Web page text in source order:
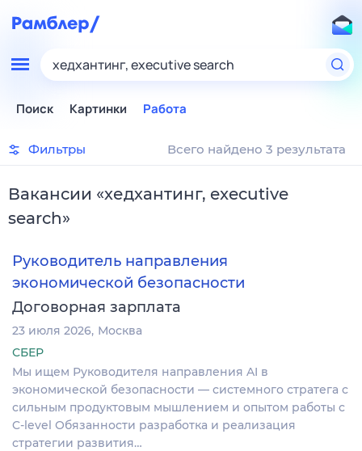
хедхантинг, executive search
Поиск Картинки Работа
Фильтры Всего найдено 3 результата
Вакансии «хедхантинг, executive
search»
Руководитель направления
экономической безопасности
Договорная зарплата
23 июля 2026 Москва
СБЕР
Мы ищем Руководителя направления AI в
экономической безопасности — системного стратега с
сильным продуктовым мышлением и опытом работы с
C-level Обязанности разработка и реализация
стратегии развития…